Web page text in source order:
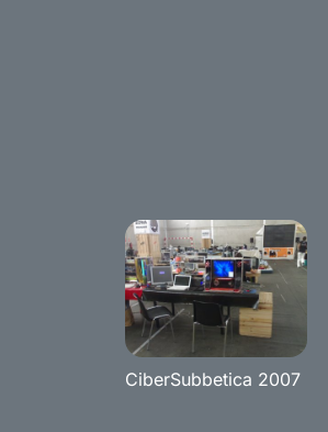
CiberSubbetica 2007